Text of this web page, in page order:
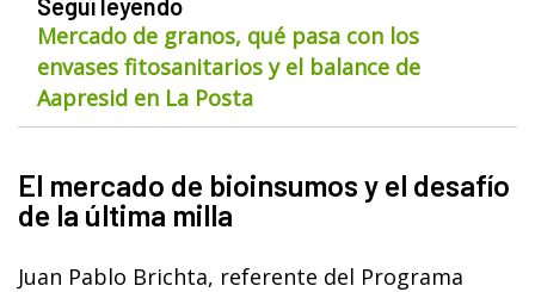
Seguí leyendo
Mercado de granos, qué pasa con los
envases fitosanitarios y el balance de
Aapresid en La Posta
El mercado de bioinsumos y el desafío
de la última milla
Juan Pablo Brichta, referente del Programa